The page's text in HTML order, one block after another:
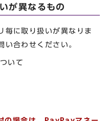
が異なるもの
毎に取り扱いが異なりま
い合わせください。
いて